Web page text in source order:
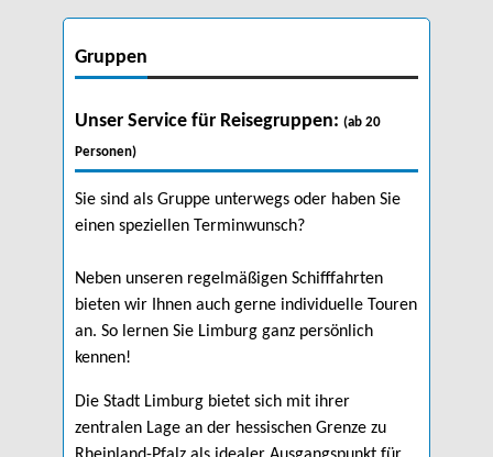
Gruppen
Unser Service für Reisegruppen: (ab 20
Personen)
Sie sind als Gruppe unterwegs oder haben Sie
einen speziellen Terminwunsch?
Neben unseren regelmäßigen Schifffahrten
bieten wir Ihnen auch gerne individuelle Touren
an. So lernen Sie Limburg ganz persönlich
kennen!
Die Stadt Limburg bietet sich mit ihrer
zentralen Lage an der hessischen Grenze zu